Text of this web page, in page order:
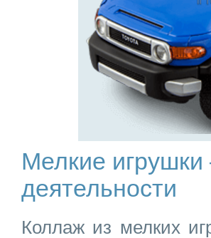
Мелкие игрушки
деятельности
Коллаж из мелких